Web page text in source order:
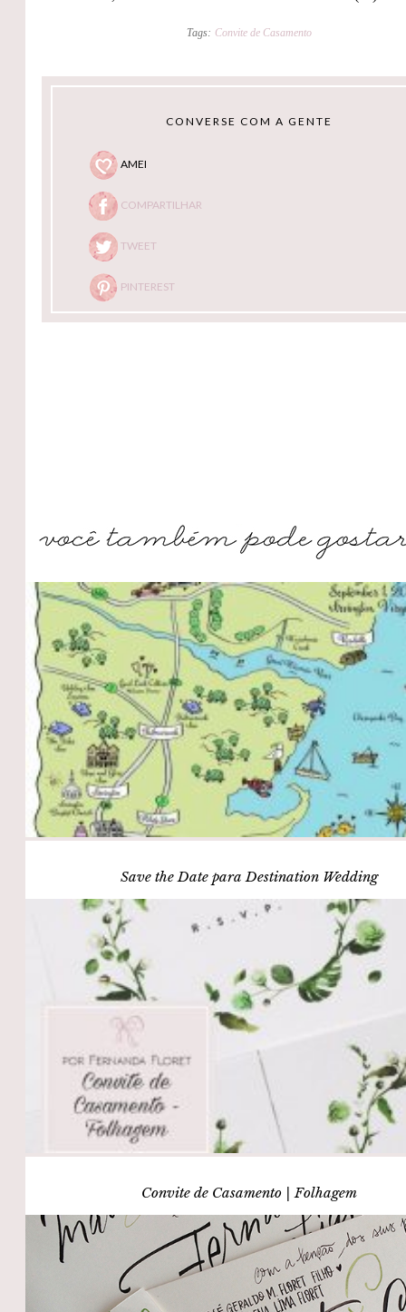
Tags: Convite de Casamento
CONVERSE COM A GENTE
AMEI
COMPARTILHAR
TWEET
PINTEREST
Save the Date para Destination Wedding
Convite de Casamento | Folhagem